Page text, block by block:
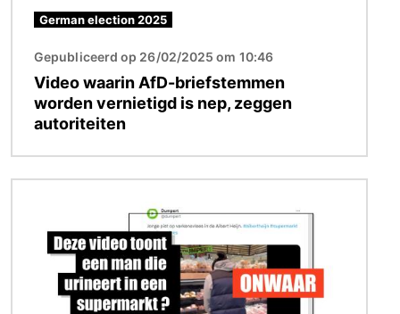
German election 2025
Gepubliceerd op 26/02/2025 om 10:46
Video waarin AfD-briefstemmen
worden vernietigd is nep, zeggen
autoriteiten